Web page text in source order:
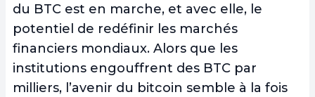
du BTC est en marche, et avec elle, le
potentiel de redéfinir les marchés
financiers mondiaux. Alors que les
institutions engouffrent des BTC par
milliers, l’avenir du bitcoin semble à la fois